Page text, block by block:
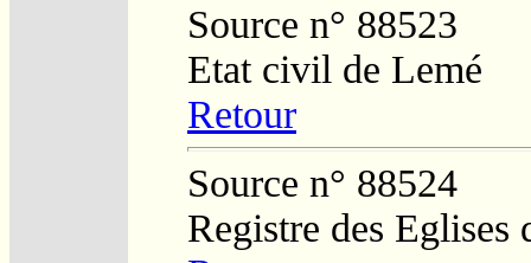
Source n° 88523
Etat civil de Lemé
Retour
Source n° 88524
Registre des Eglises